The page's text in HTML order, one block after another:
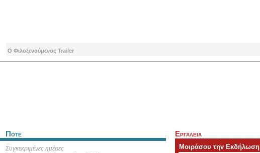
Ο Φιλοξενούμενος Trailer
Ποτε
Συγκεκριμένες ημέρες
Εργαλεια
Μοιράσου την Εκδήλωση